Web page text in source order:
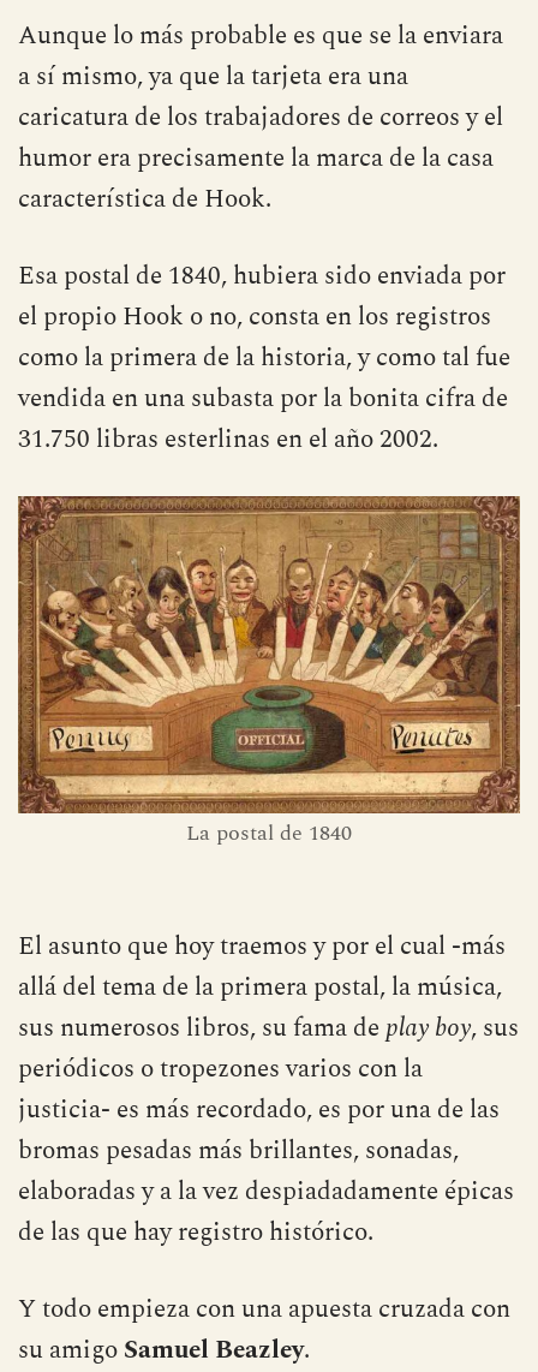
Aunque lo más probable es que se la enviara
a sí mismo, ya que la tarjeta era una
caricatura de los trabajadores de correos y el
humor era precisamente la marca de la casa
característica de Hook.
Esa postal de 1840, hubiera sido enviada por
el propio Hook o no, consta en los registros
como la primera de la historia, y como tal fue
vendida en una subasta por la bonita cifra de
31.750 libras esterlinas en el año 2002.
La postal de 1840
El asunto que hoy traemos y por el cual -más
allá del tema de la primera postal, la música,
sus numerosos libros, su fama deplay boy, sus
periódicos o tropezones varios con la
justicia- es más recordado, es por una de las
bromas pesadas más brillantes, sonadas,
elaboradas y a la vez despiadadamente épicas
de las que hay registro histórico.
Y todo empieza con una apuesta cruzada con
su amigoSamuel Beazley.